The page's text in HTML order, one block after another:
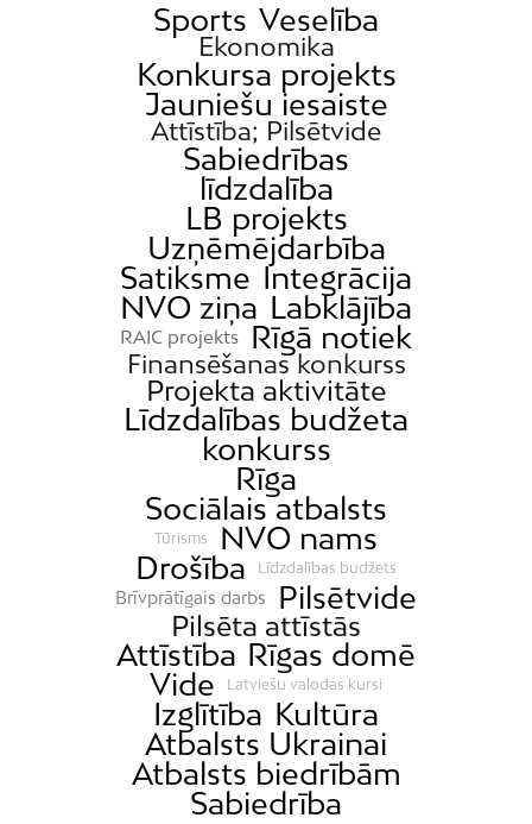
Sports Veselība
Ekonomika
Konkursa projekts
Jauniešu iesaiste
Attīstība; Pilsētvide
Sabiedrības
līdzdalība
LB projekts
Uzņēmējdarbība
Satiksme Integrācija
NVO ziņa Labklājība
RAIC projekts Rīgā notiek
Finansēšanas konkurss
Projekta aktivitāte
Līdzdalības budžeta
konkurss
Rīga
Sociālais atbalsts
Tūrisms
NVO nams
Drošība
Līdzdalības budžets
Brīvprātīgais darbs Pilsētvide
Pilsēta attīstās
Attīstība Rīgas domē
Vide
Latviešu valodas kursi
Izglītība Kultūra
Atbalsts Ukrainai
Atbalsts biedrībām
Sabiedrība